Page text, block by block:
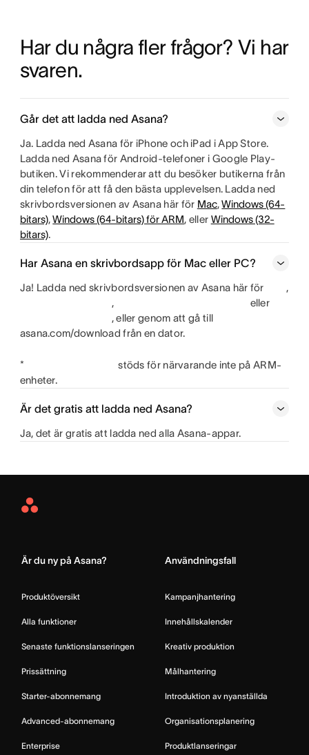
Har du några fler frågor? Vi har
svaren.
Går det att ladda ned Asana?
Ja. Ladda ned Asana för iPhone och iPad i App Store.
Ladda ned Asana för Android-telefoner i Google Play-
butiken. Vi rekommenderar att du besöker butikerna från
din telefon för att få den bästa upplevelsen. Ladda ned
skrivbordsversionen av Asana här för Mac,Windows (64-
bitars),Windows (64-bitars) för ARM, eller Windows (32-
bitars).
Har Asana en skrivbordsapp för Mac eller PC?
Ja! Ladda ned skrivbordsversionen av Asana här för
,
,
eller
, eller genom att gå till
asana.com/download från en dator.
*
stöds för närvarande inte på ARM-
enheter.
Är det gratis att ladda ned Asana?
Ja, det är gratis att ladda ned alla Asana-appar.
Asana
Är du ny på Asana?
Produktöversikt
Alla funktioner
Senaste funktionslanseringen
Prissättning
Starter-abonnemang
Advanced-abonnemang
Enterprise
Användningsfall
Kampanjhantering
Innehållskalender
Kreativ produktion
Målhantering
Introduktion av nyanställda
Organisationsplanering
Produktlanseringar